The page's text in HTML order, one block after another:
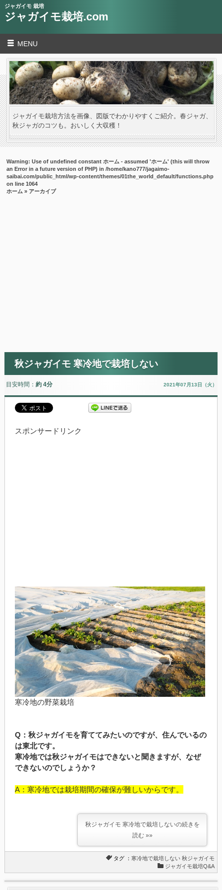
ジャガイモ 栽培
ジャガイモ栽培.com
MENU
ジャガイモ栽培方法を画像、図版でわかりやすくご紹介。春ジャガ、
秋ジャガのコツも。おいしく大収穫！
Warning: Use of undefined constant ホーム - assumed 'ホーム' (this will throw
an Error in a future version of PHP) in/home/kano777/jagaimo-
saibai.com/public_html/wp-content/themes/01the_world_default/functions.php
on line1064
ホーム » アーカイブ
秋ジャガイモ 寒冷地で栽培しない
目安時間： 約 4分 2021年07月13日（火）
スポンサードリンク
寒冷地の野菜栽培
Q：秋ジャガイモを育ててみたいのですが、住んでいるの
は東北です。
寒冷地では秋ジャガイモはできないと聞きますが、なぜ
できないのでしょうか？
A：寒冷地では栽培期間の確保が難しいからです。
秋ジャガイモ 寒冷地で栽培しないの続きを
読む »»
タグ ：寒冷地で栽培しない 秋ジャガイモ
ジャガイモ栽培Q&A